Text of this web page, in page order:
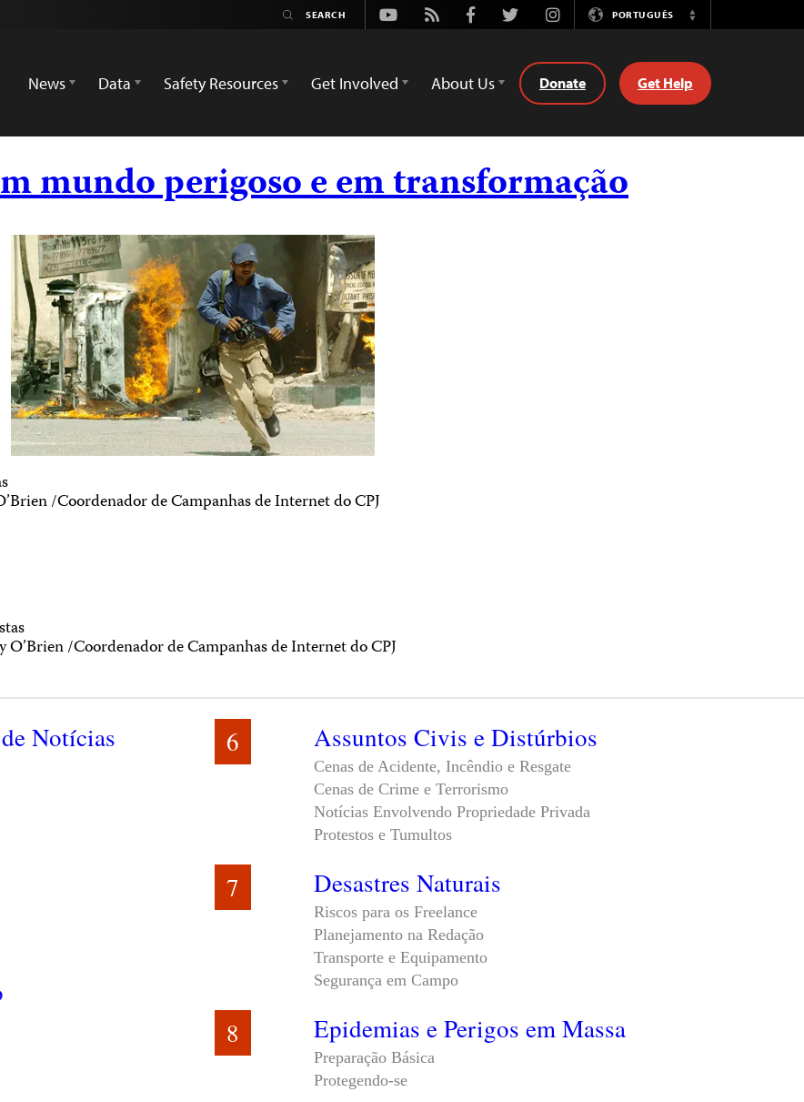
Youtube
Rss FacebookTwitterInstagramPORTUGUÊS
Switch
News
Data Safety Resources Get Involved About Us Donate Get Help
mundo perigoso e em transformação
/Coordenador de Campanhas de Internet do CPJ
/Coordenador de Campanhas de Internet do CPJ
Notícias 6 Assuntos Civis e Distúrbios
Cenas de Acidente, Incêndio e Resgate
Cenas de Crime e Terrorismo
Notícias Envolvendo Propriedade Privada
Protestos e Tumultos
7 Desastres Naturais
Riscos para os Freelance
Planejamento na Redação
Transporte e Equipamento
Segurança em Campo
8 Epidemias e Perigos em Massa
Preparação Básica
Protegendo-se